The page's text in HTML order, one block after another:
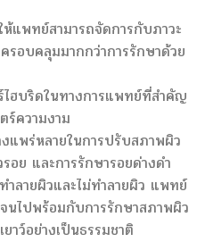
แพทย์สามารถจัดการกับภาวะ
อบคลุมมากกว่าการรักษาด้วย
ไฮบริดในทางการแพทย์ที่สำคัญ
ร์ความงาม
แพร่หลายในการปรับสภาพผิว
อย และการรักษารอยด่างดำ
ลายผิวและไม่ทำลายผิว แพทย์
นไปพร้อมกับการรักษาสภาพผิว
าว์อย่างเป็นธรรมชาติ